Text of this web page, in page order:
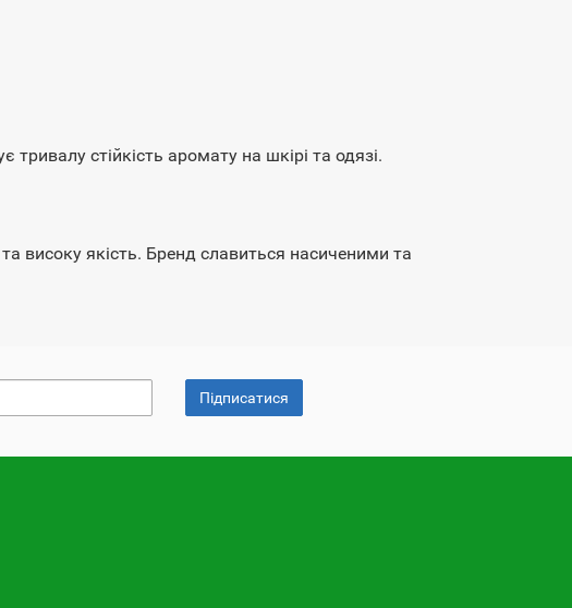
стійкість аромату на шкірі та одязі.
високу якість. Бренд славиться насиченими та
Підписатися